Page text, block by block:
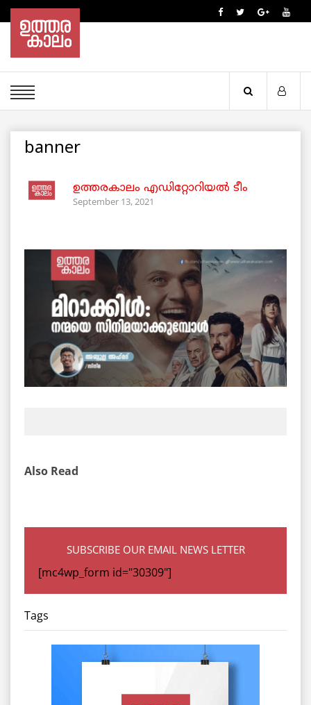
banner
ഉത്തരകാലം എഡിറ്റോറിയല്‍ ടീം
September 13, 2021
Also Read
SUBSCRIBE OUR EMAIL NEWS LETTER
[mc4wp_form id="30309"]
Tags